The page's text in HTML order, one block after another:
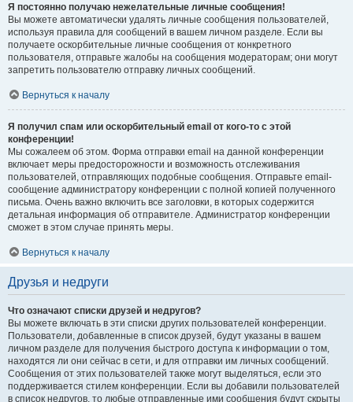
Я постоянно получаю нежелательные личные сообщения!
Вы можете автоматически удалять личные сообщения пользователей,
используя правила для сообщений в вашем личном разделе. Если вы
получаете оскорбительные личные сообщения от конкретного
пользователя, отправьте жалобы на сообщения модераторам; они могут
запретить пользователю отправку личных сообщений.
Вернуться к началу
Я получил спам или оскорбительный email от кого-то с этой
конференции!
Мы сожалеем об этом. Форма отправки email на данной конференции
включает меры предосторожности и возможность отслеживания
пользователей, отправляющих подобные сообщения. Отправьте email-
сообщение администратору конференции с полной копией полученного
письма. Очень важно включить все заголовки, в которых содержится
детальная информация об отправителе. Администратор конференции
сможет в этом случае принять меры.
Вернуться к началу
Друзья и недруги
Что означают списки друзей и недругов?
Вы можете включать в эти списки других пользователей конференции.
Пользователи, добавленные в список друзей, будут указаны в вашем
личном разделе для получения быстрого доступа к информации о том,
находятся ли они сейчас в сети, и для отправки им личных сообщений.
Сообщения от этих пользователей также могут выделяться, если это
поддерживается стилем конференции. Если вы добавили пользователей
в список недругов, то любые отправленные ими сообщения будут скрыты